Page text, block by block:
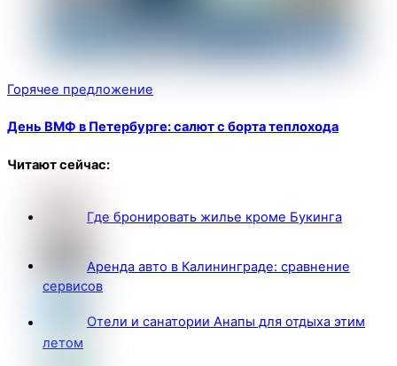
Горячее предложение
День ВМФ в Петербурге: салют с борта теплохода
Читают сейчас:
Где бронировать жилье кроме Букинга
Аренда авто в Калининграде: сравнение
сервисов
Отели и санатории Анапы для отдыха этим
летом